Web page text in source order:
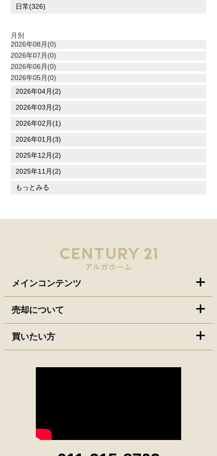
日常(326)
月別
2026年08月(0)
2026年07月(0)
2026年06月(0)
2026年05月(0)
2026年04月(2)
2026年03月(2)
2026年02月(1)
2026年01月(3)
2025年12月(2)
2025年11月(2)
もっとみる
メインコンテンツ
売却について
買いたい方